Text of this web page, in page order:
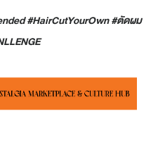
#HairCutYourOwn #ตัดผม